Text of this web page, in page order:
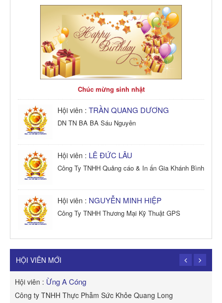
Chúc mừng sinh nhật
Hội viên : TRẦN QUANG DƯƠNG
DN TN BA BA Sáu Nguyên
Hội viên : LÊ ĐỨC LÂU
Công Ty TNHH Quảng cáo & In ấn Gia Khánh Bình
Hội viên : NGUYỄN MINH HIỆP
Công Ty TNHH Thương Mại Kỹ Thuật GPS
Công Ty TNHH Dịch vụ Cuộc Sống Hạnh Phúc
HỘI VIÊN MỚI
Hội viên : Ừng A Cóng
Công ty TNHH Thực Phẫm Sức Khỏe Quang Long